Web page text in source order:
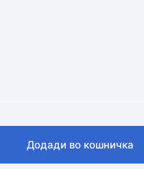
Додади во кошничка